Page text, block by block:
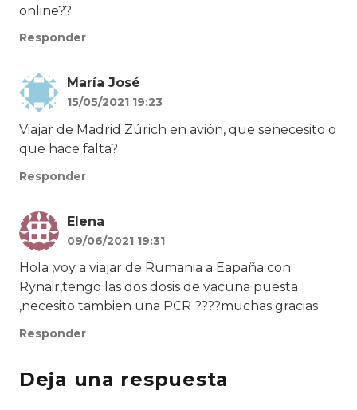
online??
Responder
María José
15/05/2021 19:23
Viajar de Madrid Zúrich en avión, que senecesito o
que hace falta?
Responder
Elena
09/06/2021 19:31
Hola ,voy a viajar de Rumania a Eapaña con
Rynair,tengo las dos dosis de vacuna puesta
,necesito tambien una PCR ????muchas gracias
Responder
Deja una respuesta